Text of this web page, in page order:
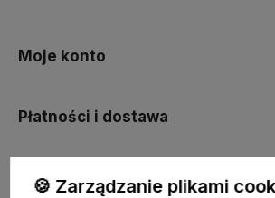
Moje konto
Płatności i dostawa
Informacje
🍪 Zarządzanie plikami